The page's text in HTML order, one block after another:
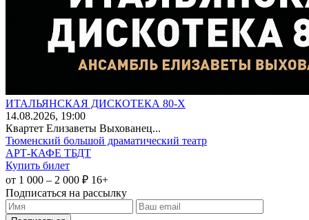
ИТАЛЬЯНСКАЯ ДИСКОТЕКА 80-Х
14.08.2026, 19:00
Квартет Елизаветы Выхованец...
Тюменский большой драматический театр
АРТ-КАФЕ ТБДТ
Купить билет
от 1 000 – 2 000 ₽ 16+
Подписаться на рассылку